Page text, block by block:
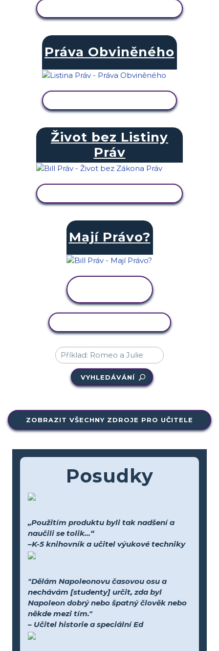
Práva Obviněného
Život bez Listiny
Práv
Mají Právo?
VYHLEDÁVÁNÍ
ZOBRAZIT VŠECHNY ZDROJE PRO UČITELE
Posudky
„Použitím produktu byli tak nadšení a
naučili se tolik...“
–K-5 knihovník a učitel výukové techniky
"Dělám Napoleonovu časovou osu a
nechávám [studenty] určit, zda byl
Napoleon dobrý nebo špatný člověk nebo
někde mezi tím."
– Učitel historie a speciální Ed